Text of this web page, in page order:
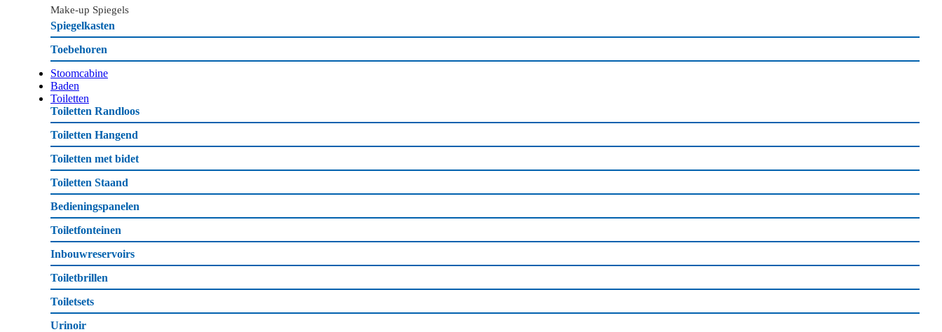
Make-up Spiegels
Spiegelkasten
Toebehoren
Stoomcabine
Baden
Toiletten
Toiletten Randloos
Toiletten Hangend
Toiletten met bidet
Toiletten Staand
Bedieningspanelen
Toiletfonteinen
Inbouwreservoirs
Toiletbrillen
Toiletsets
Urinoir